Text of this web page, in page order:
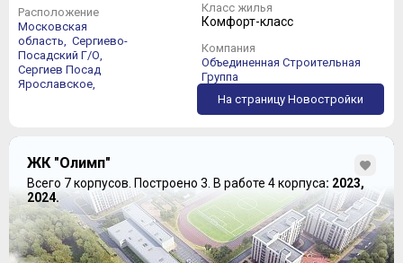
Расположение
Московская
область, Сергиево-
Посадский Г/О,
Сергиев Посад
Ярославское,
Класс жилья
Комфорт-класс
Компания
Объединенная Строительная
Группа
На страницу Новостройки
ЖК "Олимп"
Всего 7 корпусов. Построено 3. В работе 4 корпуса: 2023,
2024.